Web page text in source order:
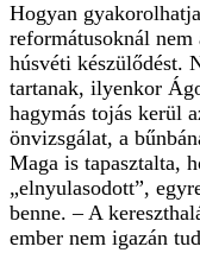
Hogyan
reformátusoknál nem
húsvéti készülődést.
tartanak, ilyenkor
hagymás tojás kerül
önvizsgálat, a
Maga is tapasztalta,
„elnyulasodott”,
benne. – A
ember nem igazán